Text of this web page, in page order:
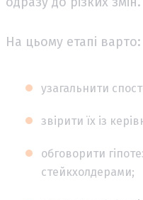
На цьому етапі варто:
узагальнити
звірити їх із
обговорити
стейкхолдерами;